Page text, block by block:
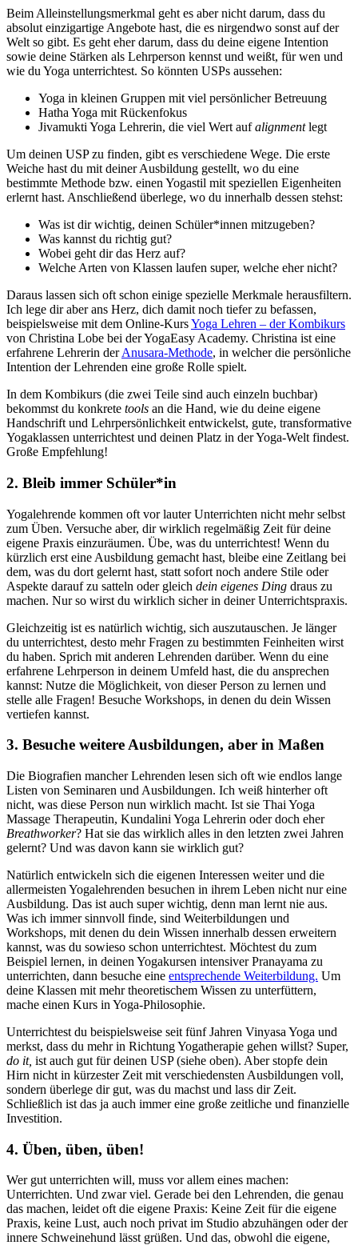
Beim Alleinstellungsmerkmal geht es aber nicht darum, dass du
absolut einzigartige Angebote hast, die es nirgendwo sonst auf der
Welt so gibt. Es geht eher darum, dass du deine eigene Intention
sowie deine Stärken als Lehrperson kennst und weißt, für wen und
wie du Yoga unterrichtest. So könnten USPs aussehen:
Yoga in kleinen Gruppen mit viel persönlicher Betreuung
Hatha Yoga mit Rückenfokus
Jivamukti Yoga Lehrerin, die viel Wert aufalignmentlegt
Um deinen USP zu finden, gibt es verschiedene Wege. Die erste
Weiche hast du mit deiner Ausbildung gestellt, wo du eine
bestimmte Methode bzw. einen Yogastil mit speziellen Eigenheiten
erlernt hast. Anschließend überlege, wo du innerhalb dessen stehst:
Was ist dir wichtig, deinen Schüler*innen mitzugeben?
Was kannst du richtig gut?
Wobei geht dir das Herz auf?
Welche Arten von Klassen laufen super, welche eher nicht?
Daraus lassen sich oft schon einige spezielle Merkmale herausfiltern.
Ich lege dir aber ans Herz, dich damit noch tiefer zu befassen,
beispielsweise mit dem Online-KursYoga Lehren – der Kombikurs
von Christina Lobe bei der YogaEasy Academy. Christina ist eine
erfahrene Lehrerin derAnusara-Methode, in welcher die persönliche
Intention der Lehrenden eine große Rolle spielt.
In dem Kombikurs (die zwei Teile sind auch einzeln buchbar)
bekommst du konkrete tools an die Hand, wie du deine eigene
Handschrift und Lehrpersönlichkeit entwickelst, gute, transformative
Yogaklassen unterrichtest und deinen Platz in der Yoga-Welt findest.
Große Empfehlung!
2. Bleib immer Schüler*in
Yogalehrende kommen oft vor lauter Unterrichten nicht mehr selbst
zum Üben. Versuche aber, dir wirklich regelmäßig Zeit für deine
eigene Praxis einzuräumen. Übe, was du unterrichtest! Wenn du
kürzlich erst eine Ausbildung gemacht hast, bleibe eine Zeitlang bei
dem, was du dort gelernt hast, statt sofort noch andere Stile oder
Aspekte darauf zu satteln oder gleich dein eigenes Ding draus zu
machen. Nur so wirst du wirklich sicher in deiner Unterrichtspraxis.
Gleichzeitig ist es natürlich wichtig, sich auszutauschen. Je länger
du unterrichtest, desto mehr Fragen zu bestimmten Feinheiten wirst
du haben. Sprich mit anderen Lehrenden darüber. Wenn du eine
erfahrene Lehrperson in deinem Umfeld hast, die du ansprechen
kannst: Nutze die Möglichkeit, von dieser Person zu lernen und
stelle alle Fragen! Besuche Workshops, in denen du dein Wissen
vertiefen kannst.
3. Besuche weitere Ausbildungen, aber in Maßen
Die Biografien mancher Lehrenden lesen sich oft wie endlos lange
Listen von Seminaren und Ausbildungen. Ich weiß hinterher oft
nicht, was diese Person nun wirklich macht. Ist sie Thai Yoga
Massage Therapeutin, Kundalini Yoga Lehrerin oder doch eher
Breathworker? Hat sie das wirklich alles in den letzten zwei Jahren
gelernt? Und was davon kann sie wirklich gut?
Natürlich entwickeln sich die eigenen Interessen weiter und die
allermeisten Yogalehrenden besuchen in ihrem Leben nicht nur eine
Ausbildung. Das ist auch super wichtig, denn man lernt nie aus.
Was ich immer sinnvoll finde, sind Weiterbildungen und
Workshops, mit denen du dein Wissen innerhalb dessen erweitern
kannst, was du sowieso schon unterrichtest. Möchtest du zum
Beispiel lernen, in deinen Yogakursen intensiver Pranayama zu
unterrichten, dann besuche eine entsprechende Weiterbildung. Um
deine Klassen mit mehr theoretischem Wissen zu unterfüttern,
mache einen Kurs in Yoga-Philosophie.
Unterrichtest du beispielsweise seit fünf Jahren Vinyasa Yoga und
merkst, dass du mehr in Richtung Yogatherapie gehen willst? Super,
do it, ist auch gut für deinen USP (siehe oben). Aber stopfe dein
Hirn nicht in kürzester Zeit mit verschiedensten Ausbildungen voll,
sondern überlege dir gut, was du machst und lass dir Zeit.
Schließlich ist das ja auch immer eine große zeitliche und finanzielle
Investition.
4. Üben, üben, üben!
Wer gut unterrichten will, muss vor allem eines machen:
Unterrichten. Und zwar viel. Gerade bei den Lehrenden, die genau
das machen, leidet oft die eigene Praxis: Keine Zeit für die eigene
Praxis, keine Lust, auch noch privat im Studio abzuhängen oder der
innere Schweinehund lässt grüßen. Und das, obwohl die eigene,